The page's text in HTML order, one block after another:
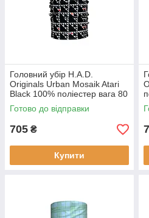
Головний убір H.A.D.
Originals Urban Mosaik Atari
Black 100% поліестер вага 80
г розміри 29 х 19 см принт
Mosaik Atari Black
Готово до відправки
705 ₴
Купити